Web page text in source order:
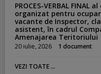
PROCES-VERBAL
organizat pentru
vacante de Inspector,
asistent, în cadrul
Amenajarea Teritoriului
20 iulie, 2026 1 document
VEZI TOATE ...